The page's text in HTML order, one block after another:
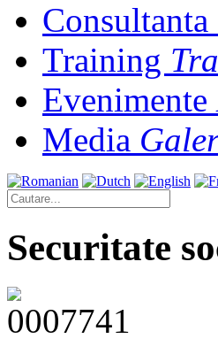
Consultanta
Training
Evenimente
Media
Securitate